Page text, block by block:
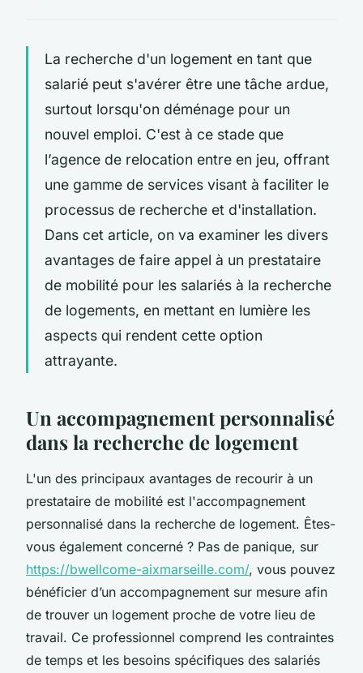
La recherche d'un logement en tant que
salarié peut s'avérer être une tâche ardue,
surtout lorsqu'on déménage pour un
nouvel emploi. C'est à ce stade que
l’agence de relocation entre en jeu, offrant
une gamme de services visant à faciliter le
processus de recherche et d'installation.
Dans cet article, on va examiner les divers
avantages de faire appel à un prestataire
de mobilité pour les salariés à la recherche
de logements, en mettant en lumière les
aspects qui rendent cette option
attrayante.
Un accompagnement personnalisé
dans la recherche de logement
L'un des principaux avantages de recourir à un
prestataire de mobilité est l'accompagnement
personnalisé dans la recherche de logement. Êtes-
vous également concerné ? Pas de panique, sur
https://bwellcome-aixmarseille.com/, vous pouvez
bénéficier d’un accompagnement sur mesure afin
de trouver un logement proche de votre lieu de
travail. Ce professionnel comprend les contraintes
de temps et les besoins spécifiques des salariés